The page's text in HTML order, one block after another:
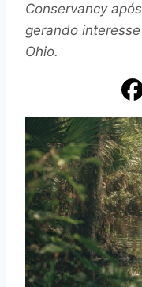
Conservancy
gerando
Ohio.